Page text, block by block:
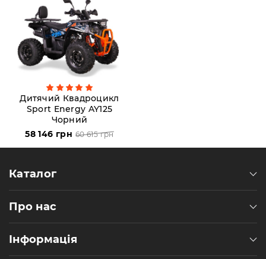
Дитячий Квадроцикл
Sport Energy AY125
Чорний
58 146 грн 60 615 грн
Каталог
Про нас
Інформація